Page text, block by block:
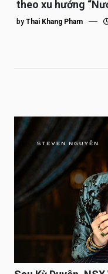
theo xu hướng
by Thai Khang Pham